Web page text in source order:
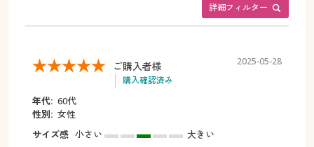
詳細フィルター
ご購入者様
購入確認済み
2025-05-28
年代: 60代
性別: 女性
サイズ感 小さい
大きい